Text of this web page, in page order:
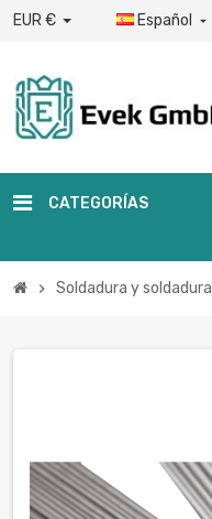
EUR € Español 
CATEGORÍAS
chevron_right Soldadura y soldadura